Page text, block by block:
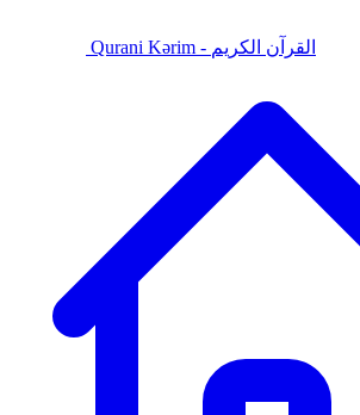
Qurani Kərim - القرآن الكريم